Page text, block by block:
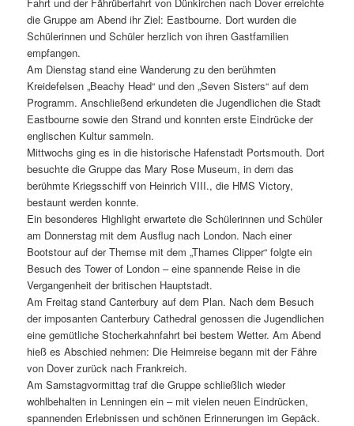
die Gruppe am Abend ihr Ziel: Eastbourne. Dort wurden die
Schülerinnen und Schüler herzlich von ihren Gastfamilien
empfangen.
Am Dienstag stand eine Wanderung zu den berühmten
Kreidefelsen „Beachy Head“ und den „Seven Sisters“ auf dem
Programm. Anschließend erkundeten die Jugendlichen die Stadt
Eastbourne sowie den Strand und konnten erste Eindrücke der
englischen Kultur sammeln.
Mittwochs ging es in die historische Hafenstadt Portsmouth. Dort
besuchte die Gruppe das Mary Rose Museum, in dem das
berühmte Kriegsschiff von Heinrich VIII., die HMS Victory,
bestaunt werden konnte.
Ein besonderes Highlight erwartete die Schülerinnen und Schüler
am Donnerstag mit dem Ausflug nach London. Nach einer
Bootstour auf der Themse mit dem „Thames Clipper“ folgte ein
Besuch des Tower of London – eine spannende Reise in die
Vergangenheit der britischen Hauptstadt.
Am Freitag stand Canterbury auf dem Plan. Nach dem Besuch
der imposanten Canterbury Cathedral genossen die Jugendlichen
eine gemütliche Stocherkahnfahrt bei bestem Wetter. Am Abend
hieß es Abschied nehmen: Die Heimreise begann mit der Fähre
von Dover zurück nach Frankreich.
Am Samstagvormittag traf die Gruppe schließlich wieder
wohlbehalten in Lenningen ein – mit vielen neuen Eindrücken,
spannenden Erlebnissen und schönen Erinnerungen im Gepäck.